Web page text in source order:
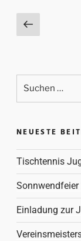
NEUESTE
Tischtennis
Sonnwendfeier
Einladung zur